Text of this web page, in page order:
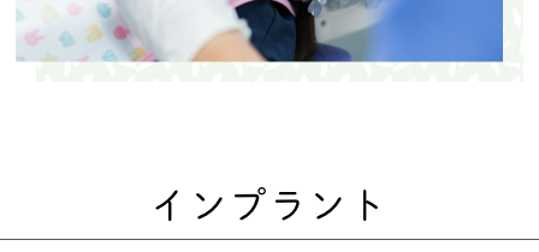
インプラント